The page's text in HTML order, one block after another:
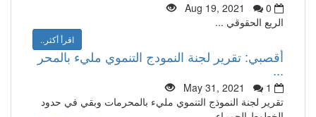
Aug 19, 2021
0
الريع الحقوقي ...
اقرأ أكثر..
أقصبي: تقرير لجنة النمودج التنموي مليء بالمحر
May 31, 2021
1
تقرير لجنة النموذج التنموي مليء بالمحرمات وبقي في حدود